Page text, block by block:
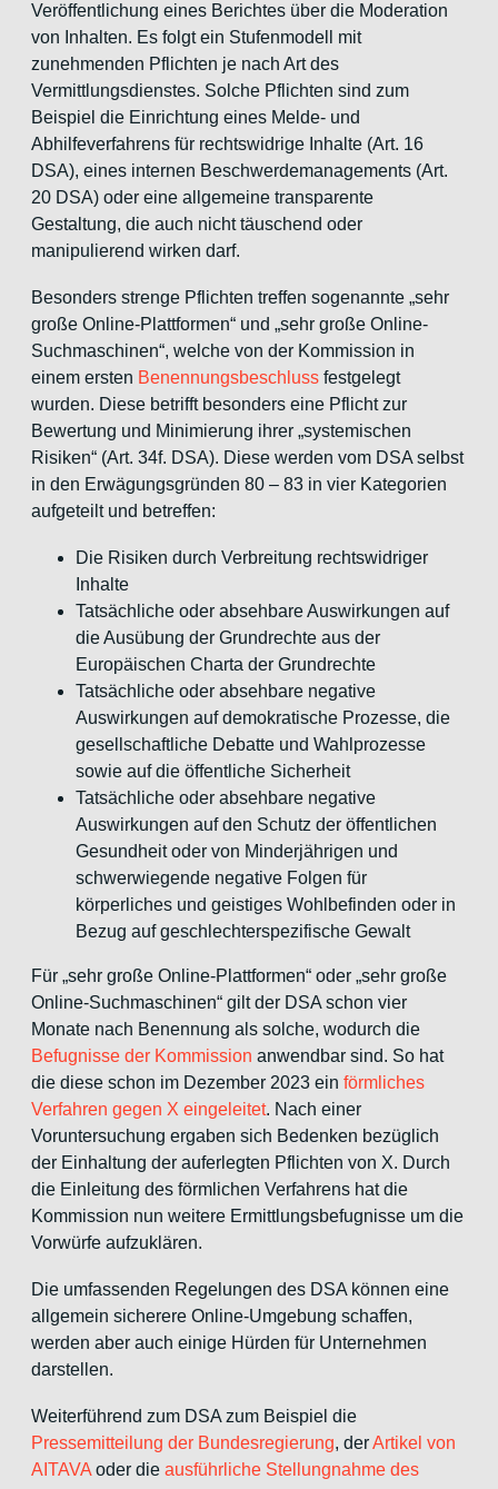
Veröffentlichung eines Berichtes über die Moderation
von Inhalten. Es folgt ein Stufenmodell mit
zunehmenden Pflichten je nach Art des
Vermittlungsdienstes. Solche Pflichten sind zum
Beispiel die Einrichtung eines Melde- und
Abhilfeverfahrens für rechtswidrige Inhalte (Art. 16
DSA), eines internen Beschwerdemanagements (Art.
20 DSA) oder eine allgemeine transparente
Gestaltung, die auch nicht täuschend oder
manipulierend wirken darf.
Besonders strenge Pflichten treffen sogenannte „sehr
große Online-Plattformen“ und „sehr große Online-
Suchmaschinen“, welche von der Kommission in
einem ersten Benennungsbeschluss festgelegt
wurden. Diese betrifft besonders eine Pflicht zur
Bewertung und Minimierung ihrer „systemischen
Risiken“ (Art. 34f. DSA). Diese werden vom DSA selbst
in den Erwägungsgründen 80 – 83 in vier Kategorien
aufgeteilt und betreffen:
Die Risiken durch Verbreitung rechtswidriger
Inhalte
Tatsächliche oder absehbare Auswirkungen auf
die Ausübung der Grundrechte aus der
Europäischen Charta der Grundrechte
Tatsächliche oder absehbare negative
Auswirkungen auf demokratische Prozesse, die
gesellschaftliche Debatte und Wahlprozesse
sowie auf die öffentliche Sicherheit
Tatsächliche oder absehbare negative
Auswirkungen auf den Schutz der öffentlichen
Gesundheit oder von Minderjährigen und
schwerwiegende negative Folgen für
körperliches und geistiges Wohlbefinden oder in
Bezug auf geschlechterspezifische Gewalt
Für „sehr große Online-Plattformen“ oder „sehr große
Online-Suchmaschinen“ gilt der DSA schon vier
Monate nach Benennung als solche, wodurch die
Befugnisse der Kommission anwendbar sind. So hat
die diese schon im Dezember 2023 ein förmliches
Verfahren gegen X eingeleitet. Nach einer
Voruntersuchung ergaben sich Bedenken bezüglich
der Einhaltung der auferlegten Pflichten von X. Durch
die Einleitung des förmlichen Verfahrens hat die
Kommission nun weitere Ermittlungsbefugnisse um die
Vorwürfe aufzuklären.
Die umfassenden Regelungen des DSA können eine
allgemein sicherere Online-Umgebung schaffen,
werden aber auch einige Hürden für Unternehmen
darstellen.
Weiterführend zum DSA zum Beispiel die
Pressemitteilung der Bundesregierung, derArtikel von
AITAVA oder die ausführliche Stellungnahme des